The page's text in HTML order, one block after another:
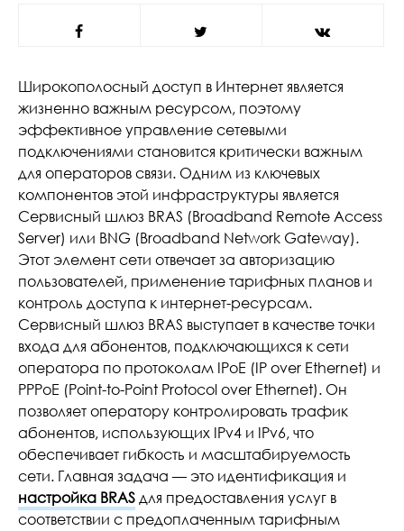
Широкополосный доступ в Интернет является
жизненно важным ресурсом, поэтому
эффективное управление сетевыми
подключениями становится критически важным
для операторов связи. Одним из ключевых
компонентов этой инфраструктуры является
Сервисный шлюз BRAS (Broadband Remote Access
Server) или BNG (Broadband Network Gateway).
Этот элемент сети отвечает за авторизацию
пользователей, применение тарифных планов и
контроль доступа к интернет-ресурсам.
Сервисный шлюз BRAS выступает в качестве точки
входа для абонентов, подключающихся к сети
оператора по протоколам IPoE (IP over Ethernet) и
PPPoE (Point-to-Point Protocol over Ethernet). Он
позволяет оператору контролировать трафик
абонентов, использующих IPv4 и IPv6, что
обеспечивает гибкость и масштабируемость
сети. Главная задача — это идентификация и
настройка BRAS для предоставления услуг в
соответствии с предоплаченным тарифным